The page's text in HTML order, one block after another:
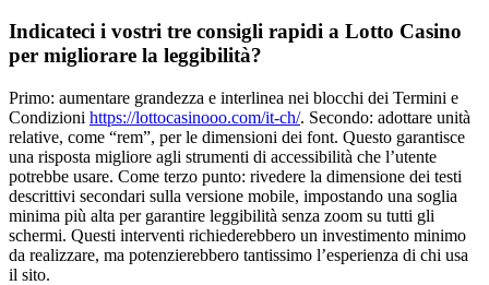
Indicateci i vostri tre consigli rapidi a Lotto Casino
per migliorare la leggibilità?
Primo: aumentare grandezza e interlinea nei blocchi dei Termini e
Condizioni https://lottocasinooo.com/it-ch/. Secondo: adottare unità
relative, come “rem”, per le dimensioni dei font. Questo garantisce
una risposta migliore agli strumenti di accessibilità che l’utente
potrebbe usare. Come terzo punto: rivedere la dimensione dei testi
descrittivi secondari sulla versione mobile, impostando una soglia
minima più alta per garantire leggibilità senza zoom su tutti gli
schermi. Questi interventi richiederebbero un investimento minimo
da realizzare, ma potenzierebbero tantissimo l’esperienza di chi usa
il sito.